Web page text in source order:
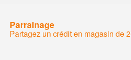
Parrainage
Partagez un crédit en magasin de